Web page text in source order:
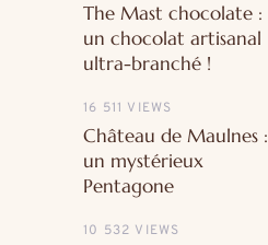
The Mast chocolate :
un chocolat artisanal
ultra-branché !
16 511 VIEWS
Château de Maulnes :
un mystérieux
Pentagone
10 532 VIEWS